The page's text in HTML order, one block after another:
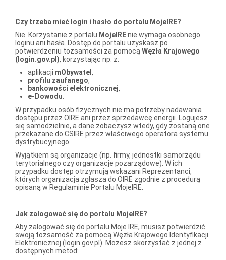
Czy trzeba mieć login i hasło do portalu MojeIRE?
Nie. Korzystanie z portalu MojeIREnie wymaga osobnego
loginu ani hasła. Dostęp do portalu uzyskasz po
potwierdzeniu tożsamości za pomocą Węzła Krajowego
(login.gov.pl), korzystając np. z:
aplikacji mObywatel ,
profilu zaufanego,
bankowości elektronicznej,
e-Dowodu
W przypadku osób fizycznych nie ma potrzeby nadawania
dostępu przez OIRE ani przez sprzedawcę energii. Logujesz
się samodzielnie, a dane zobaczysz wtedy, gdy zostaną one
przekazane do CSIRE przez właściwego operatora systemu
dystrybucyjnego.
Wyjątkiem są organizacje (np. firmy, jednostki samorządu
terytorialnego czy organizacje pozarządowe). W ich
przypadku dostęp otrzymują wskazani Reprezentanci,
których organizacja zgłasza do OIRE zgodnie z procedurą
opisaną w Regulaminie Portalu MojeIRE.
Jak zalogować się do portalu MojeIRE?
Aby zalogować się do portalu Moje IRE, musisz potwierdzić
swoją tożsamość za pomocą Węzła Krajowego Identyfikacji
Elektronicznej (login.gov.pl). Możesz skorzystać z jednej z
dostępnych metod: